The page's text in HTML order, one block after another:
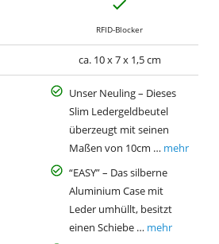
RFID-Blocker
ca. 10 x 7 x 1,5 cm
Unser Neuling – Dieses
Slim Ledergeldbeutel
überzeugt mit seinen
Maßen von 10cm … mehr
“EASY” – Das silberne
Aluminium Case mit
Leder umhüllt, besitzt
einen Schiebe … mehr